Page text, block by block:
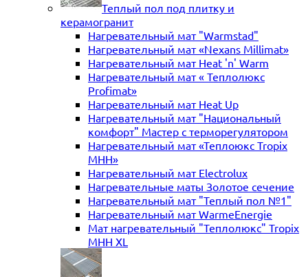
Теплый пол под плитку и
керамогранит
Нагревательный мат "Warmstad"
Нагревательный мат «Nexans Millimat»
Нагревательный мат Heat 'n' Warm
Нагревательный мат « Теплолюкс
Profimat»
Нагревательный мат Heat Up
Нагревательный мат "Национальный
комфорт" Мастер с терморегулятором
Нагревательный мат «Теплоюкс Tropix
MHH»
Нагревательный мат Electrolux
Нагревательные маты Золотое сечение
Нагревательный мат "Теплый пол №1"
Нагревательный мат WarmeEnergie
Мат нагревательный "Теплолюкс" Tropix
МНН XL